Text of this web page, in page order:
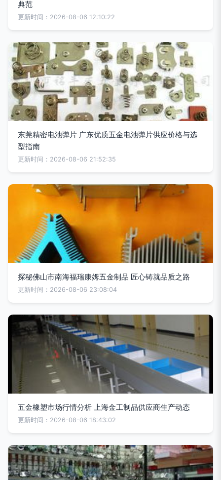
典范
更新时间：2026-08-06 12:10:22
东莞精密电池弹片 广东优质五金电池弹片供应价格与选
型指南
更新时间：2026-08-06 21:52:35
探秘佛山市南海福瑞康姆五金制品 匠心铸就品质之路
更新时间：2026-08-06 23:08:04
五金橡塑市场行情分析 上海金工制品供应商生产动态
更新时间：2026-08-06 18:43:02